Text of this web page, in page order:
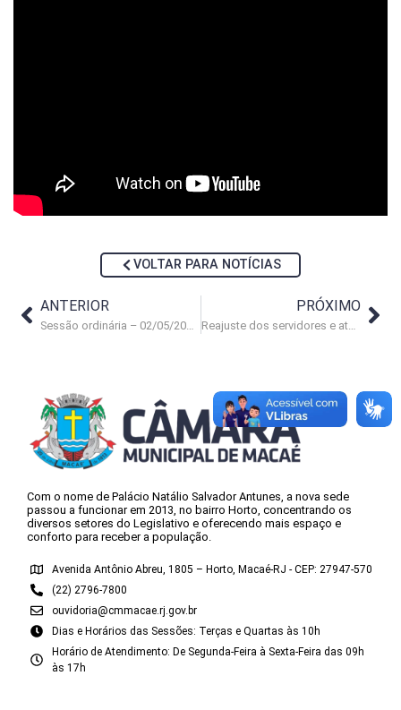
VOLTAR PARA NOTÍCIAS
ANTERIOR
Sessão ordinária – 02/05/2017 (parte 2)
PRÓXIMO
Reajuste dos servidores e atualização de PCCV em debate
Com o nome de Palácio Natálio Salvador Antunes, a nova sede
passou a funcionar em 2013, no bairro Horto, concentrando os
diversos setores do Legislativo e oferecendo mais espaço e
conforto para receber a população.
Avenida Antônio Abreu, 1805 – Horto, Macaé-RJ - CEP: 27947-570
(22) 2796-7800
ouvidoria@cmmacae.rj.gov.br
Dias e Horários das Sessões: Terças e Quartas às 10h
Horário de Atendimento: De Segunda-Feira à Sexta-Feira das 09h
às 17h